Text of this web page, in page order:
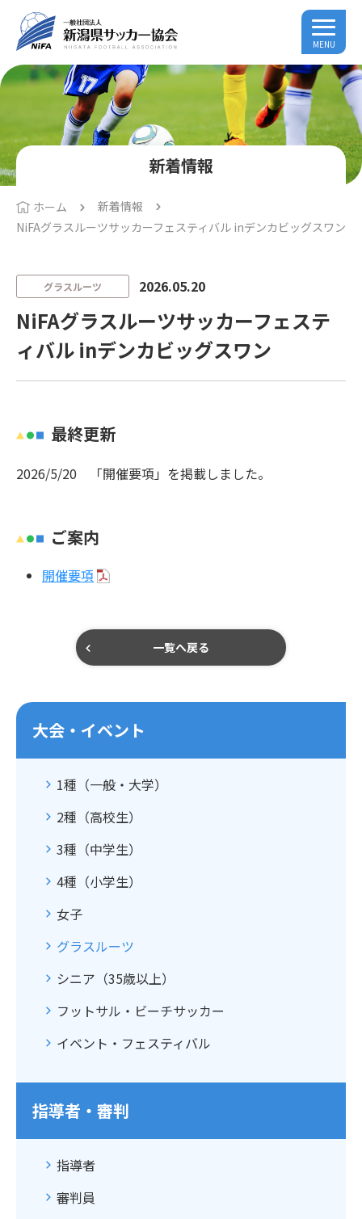
MENU
新着情報
ホーム
新着情報
NiFAグラスルーツサッカーフェスティバル inデンカビッグスワン
グラスルーツ 2026.05.20
NiFAグラスルーツサッカーフェステ
ィバル inデンカビッグスワン
最終更新
2026/5/20 「開催要項」を掲載しました。
ご案内
開催要項
一覧へ戻る
大会・イベント
1種（一般・大学）
2種（高校生）
3種（中学生）
4種（小学生）
女子
グラスルーツ
シニア（35歳以上）
フットサル・ビーチサッカー
イベント・フェスティバル
指導者・審判
指導者
審判員